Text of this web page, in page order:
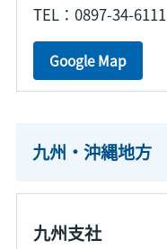
TEL：0897-34-6111
Google Map
九州・沖縄地方
九州支社